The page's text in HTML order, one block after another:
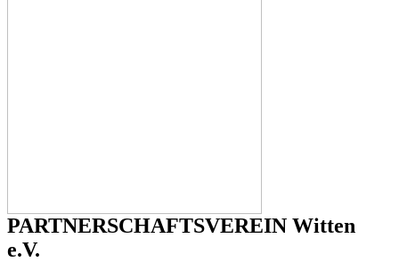
PARTNERSCHAFTSVEREIN Witten
e.V.